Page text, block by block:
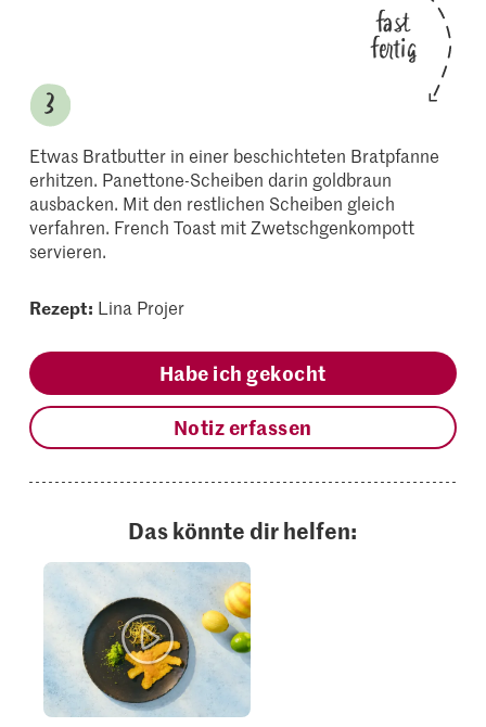
fast
fertig
Etwas Bratbutter in einer beschichteten Bratpfanne
erhitzen. Panettone-Scheiben darin goldbraun
ausbacken. Mit den restlichen Scheiben gleich
verfahren. French Toast mit Zwetschgenkompott
servieren.
Rezept: Lina Projer
Habe ich gekocht
Notiz erfassen
Das könnte dir helfen: